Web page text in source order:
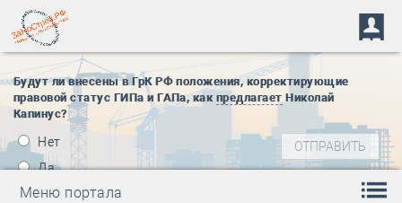
Будут ли внесены в ГрК РФ положения, корректирующие
правовой статус ГИПа и ГАПа, как предлагает Николай
Капинус?
Нет
Да
Меню портала